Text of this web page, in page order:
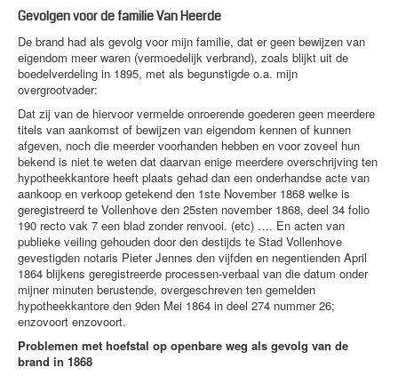
Gevolgen voor de familie Van Heerde
De brand had als gevolg voor mijn familie, dat er geen bewijzen van
eigendom meer waren (vermoedelijk verbrand), zoals blijkt uit de
boedelverdeling in 1895, met als begunstigde o.a. mijn
overgrootvader:
Dat zij van de hiervoor vermelde onroerende goederen geen meerdere
titels van aankomst of bewijzen van eigendom kennen of kunnen
afgeven, noch die meerder voorhanden hebben en voor zoveel hun
bekend is niet te weten dat daarvan enige meerdere overschrijving ten
hypotheekkantore heeft plaats gehad dan een onderhandse acte van
aankoop en verkoop getekend den 1ste November 1868 welke is
geregistreerd te Vollenhove den 25sten november 1868, deel 34 folio
190 recto vak 7 een blad zonder renvooi. (etc) …. En acten van
publieke veiling gehouden door den destijds te Stad Vollenhove
gevestigden notaris Pieter Jennes den vijfden en negentienden April
1864 blijkens geregistreerde processen-verbaal van die datum onder
mijner minuten berustende, overgeschreven ten gemelden
hypotheekkantore den 9den Mei 1864 in deel 274 nummer 26;
enzovoort enzovoort.
Problemen met hoefstal op openbare weg als gevolg van de
brand in 1868